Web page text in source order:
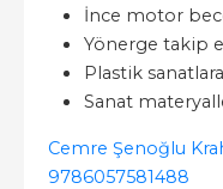
İnce motor
Yönerge takip
Plastik
Sanat
Cemre Şenoğlu
9786057581488